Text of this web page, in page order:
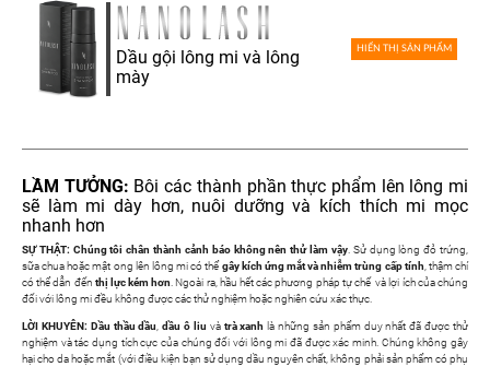
Dầu gội lông mi và lông
mày
HIỂN THỊ SẢN PHẨM
LẦM TƯỞNG: Bôi các thành phần thực phẩm lên lông mi
sẽ làm mi dày hơn, nuôi dưỡng và kích thích mi mọc
nhanh hơn
SỰ THẬT: Chúng tôi chân thành cảnh báo không nên thử làm vậy. Sử dụng lòng đỏ trứng,
sữa chua hoặc mật ong lên lông mi có thể gây kích ứng mắt và nhiễm trùng cấp tính, thậm chí
có thể dẫn đến thị lực kém hơn. Ngoài ra, hầu hết các phương pháp tự chế và lợi ích của chúng
đối với lông mi đều không được các thử nghiệm hoặc nghiên cứu xác thực.
LỜI KHUYÊN: Dầu thầu dầu,dầu ô liu và trà xanh là những sản phẩm duy nhất đã được thử
nghiệm và tác dụng tích cực của chúng đối với lông mi đã được xác minh. Chúng không gây
hại cho da hoặc mắt (với điều kiện bạn sử dụng dầu nguyên chất, không phải sản phẩm có phụ